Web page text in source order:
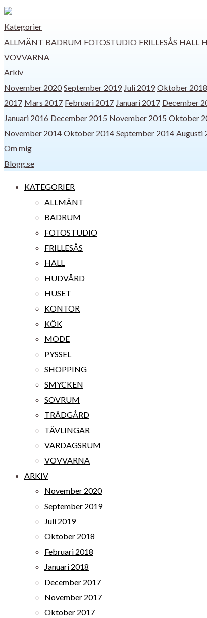
Kategorier
ALLMÄNT BADRUM FOTOSTUDIO FRILLESÅS HALL
VOVVARNA
Arkiv
November 2020 September 2019 Juli 2019 Oktober 2018
2017 Mars 2017 Februari 2017 Januari 2017 December
Januari 2016 December 2015 November 2015 Oktober
November 2014 Oktober 2014 September 2014 Augusti
Om mig
Blogg.se
KATEGORIER
ALLMÄNT
BADRUM
FOTOSTUDIO
FRILLESÅS
HALL
HUDVÅRD
HUSET
KONTOR
KÖK
MODE
PYSSEL
SHOPPING
SMYCKEN
SOVRUM
TRÄDGÅRD
TÄVLINGAR
VARDAGSRUM
VOVVARNA
ARKIV
November 2020
September 2019
Juli 2019
Oktober 2018
Februari 2018
Januari 2018
December 2017
November 2017
Oktober 2017